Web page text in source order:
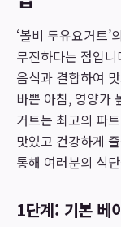
‘볼비 두유요거트
무진하다는 점입
음식과 결합하여
바쁜 아침, 영양가
거트는 최고의 파
맛있고 건강하게
통해 여러분의 식
1단계: 기본 베